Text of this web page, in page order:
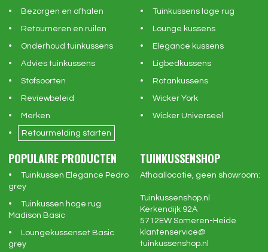
Bezorgen en afhalen
Retourneren en ruilen
Onderhoud tuinkussens
Advies tuinkussens
Stofsoorten
Reviewbeleid
Merken
Retourmelding starten
Tuinkussens lage rug
Lounge kussens
Elegance kussens
Ligbedkussens
Rotankussens
Wicker York
Wicker Universeel
POPULAIRE PRODUCTEN
Tuinkussen Elegance Pedro
grey
Tuinkussen hoge rug
Madison Basic
Loungekussenset Basic
grey
TUINKUSSENSHOP
Afhaallocatie, geen showroom:
Tuinkussenshop.nl
Kerkendijk 92A
5712EW Someren-Heide
klantenservice@
tuinkussenshop.nl